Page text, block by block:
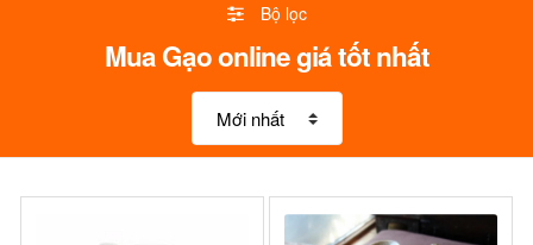
Bộ lọc
Mua Gạo online giá tốt nhất